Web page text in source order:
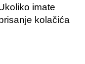
imate
kolačića